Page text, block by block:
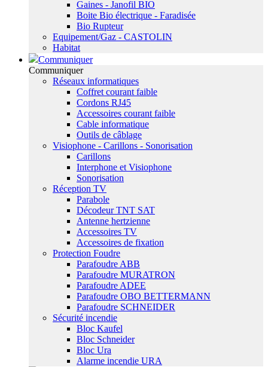
Gaines - Janofil BIO
Boite Bio électrique - Faradisée
Bio Rupteur
Equipement/Gaz - CASTOLIN
Habitat
Communiquer
Communiquer
Réseaux informatiques
Coffret courant faible
Cordons RJ45
Accessoires courant faible
Cable informatique
Outils de câblage
Visiophone - Carillons - Sonorisation
Carillons
Interphone et Visiophone
Sonorisation
Réception TV
Parabole
Décodeur TNT SAT
Antenne hertzienne
Accessoires TV
Accessoires de fixation
Protection Foudre
Parafoudre ABB
Parafoudre MURATRON
Parafoudre ADEE
Parafoudre OBO BETTERMANN
Parafoudre SCHNEIDER
Sécurité incendie
Bloc Kaufel
Bloc Schneider
Bloc Ura
Alarme incendie URA